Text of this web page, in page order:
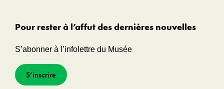
Pour rester à l’affut des dernières nouvelles
S’abonner à l’infolettre du Musée
S’inscrire